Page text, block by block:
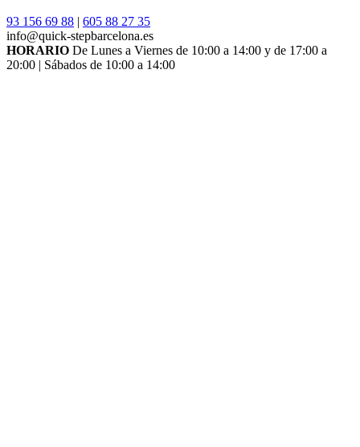
93 156 69 88 | 605 88 27 35
info@quick-stepbarcelona.es
HORARIO De Lunes a Viernes de 10:00 a 14:00 y de 17:00 a
20:00 | Sábados de 10:00 a 14:00